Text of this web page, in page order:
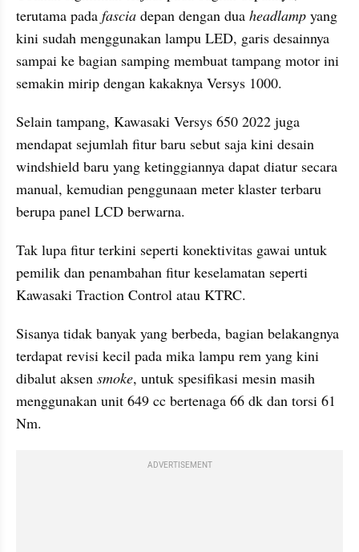
terutama pada fascia depan dengan dua headlamp yang
kini sudah menggunakan lampu LED, garis desainnya
sampai ke bagian samping membuat tampang motor ini
semakin mirip dengan kakaknya Versys 1000.
Selain tampang, Kawasaki Versys 650 2022 juga
mendapat sejumlah fitur baru sebut saja kini desain
windshield baru yang ketinggiannya dapat diatur secara
manual, kemudian penggunaan meter klaster terbaru
berupa panel LCD berwarna.
Tak lupa fitur terkini seperti konektivitas gawai untuk
pemilik dan penambahan fitur keselamatan seperti
Kawasaki Traction Control atau KTRC.
Sisanya tidak banyak yang berbeda, bagian belakangnya
terdapat revisi kecil pada mika lampu rem yang kini
dibalut aksen smoke, untuk spesifikasi mesin masih
menggunakan unit 649 cc bertenaga 66 dk dan torsi 61
Nm.
ADVERTISEMENT